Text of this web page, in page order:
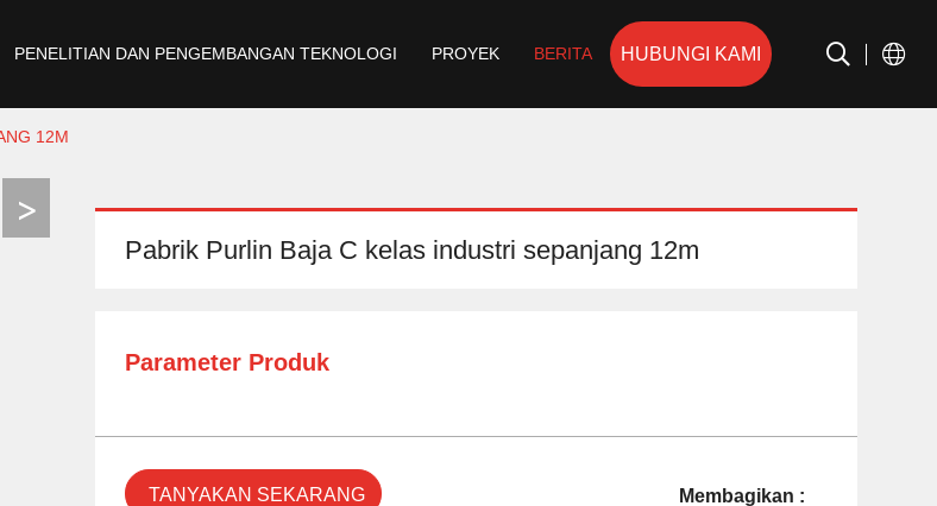
PENELITIAN DAN PENGEMBANGAN TEKNOLOGI PROYEK BERITA HUBUNGI KAMI
12M
Pabrik Purlin Baja C kelas industri sepanjang 12m
Parameter Produk
TANYAKAN SEKARANG Membagikan :